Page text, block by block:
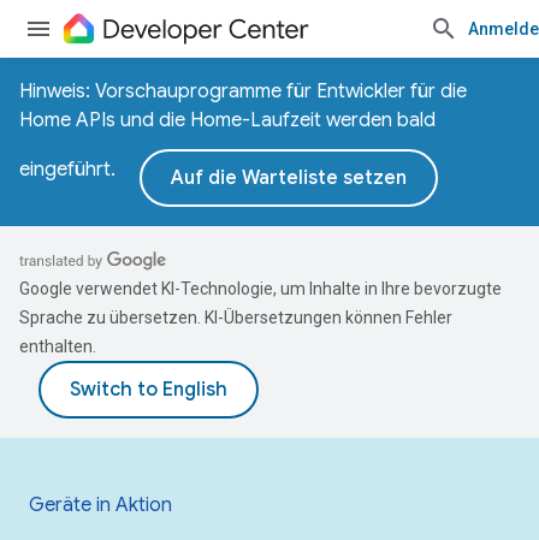
Hinweis: Vorschauprogramme für Entwickler für die
Home APIs und die Home-Laufzeit werden bald
eingeführt. Auf die Warteliste setzen
Google verwendet KI-Technologie, um Inhalte in Ihre bevorzugte
Sprache zu übersetzen. KI-Übersetzungen können Fehler
enthalten.
Geräte in Aktion